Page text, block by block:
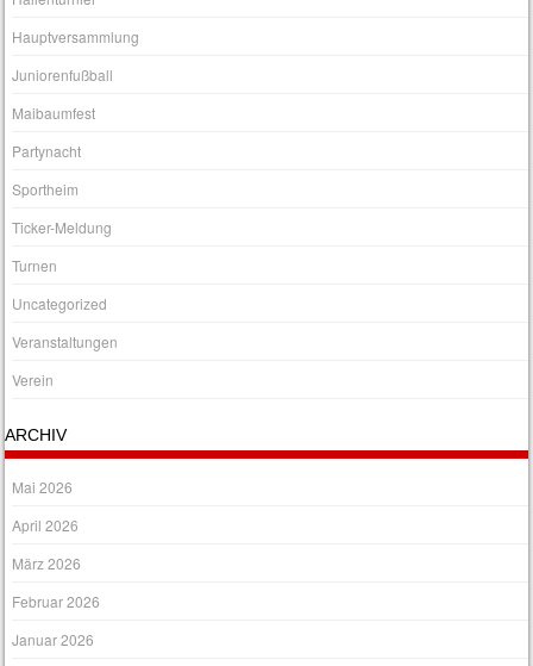
Hauptversammlung
Juniorenfußball
Maibaumfest
Partynacht
Sportheim
Ticker-Meldung
Turnen
Uncategorized
Veranstaltungen
Verein
ARCHIV
Mai 2026
April 2026
März 2026
Februar 2026
Januar 2026